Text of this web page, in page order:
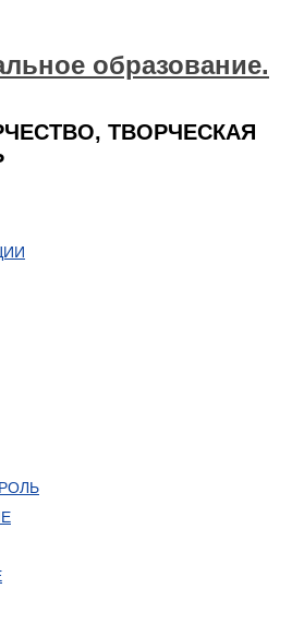
образование.
ТВОРЧЕСКАЯ